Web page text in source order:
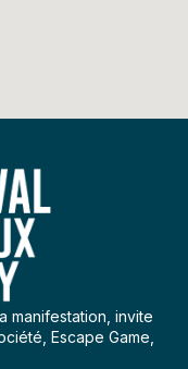
manifestation, invite
Escape Game,